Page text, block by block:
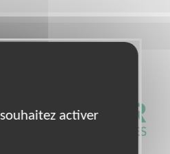
activer